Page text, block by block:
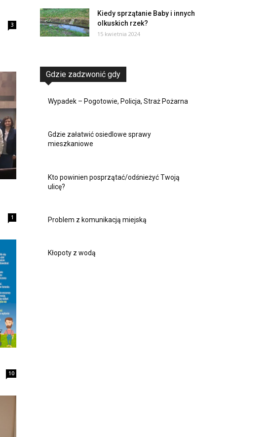
3
1
10
Kiedy sprzątanie Baby i innych
olkuskich rzek?
15 kwietnia 2024
Gdzie zadzwonić gdy
Wypadek – Pogotowie, Policja, Straż Pożarna
Gdzie załatwić osiedlowe sprawy
mieszkaniowe
Kto powinien posprzątać/odśnieżyć Twoją
ulicę?
Problem z komunikacją miejską
Kłopoty z wodą